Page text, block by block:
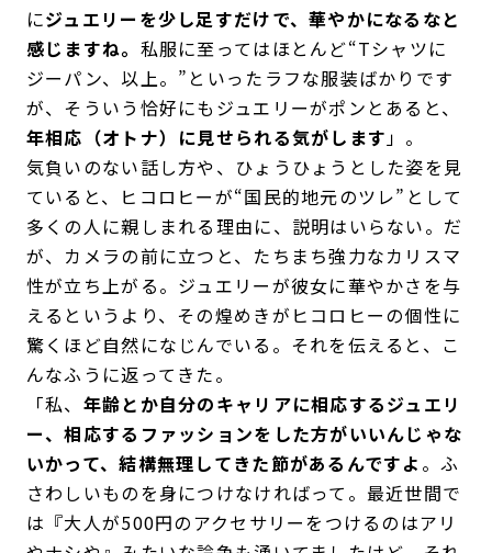
にジュエリーを少し足すだけで、華やかになるなと
感じますね。 私服に至ってはほとんど“Tシャツに
ジーパン、以上。”といったラフな服装ばかりです
が、そういう恰好にもジュエリーがポンとあると、
年相応（オトナ）に見せられる気がします」。
気負いのない話し方や、ひょうひょうとした姿を見
ていると、ヒコロヒーが“国民的地元のツレ”として
多くの人に親しまれる理由に、説明はいらない。だ
が、カメラの前に立つと、たちまち強力なカリスマ
性が立ち上がる。ジュエリーが彼女に華やかさを与
えるというより、その煌めきがヒコロヒーの個性に
驚くほど自然になじんでいる。それを伝えると、こ
んなふうに返ってきた。
「私、 年齢とか自分のキャリアに相応するジュエリ
ー、相応するファッションをした方がいいんじゃな
いかって、結構無理してきた節があるんですよ 。ふ
さわしいものを身につけなければって。最近世間で
は『大人が500円のアクセサリーをつけるのはアリ